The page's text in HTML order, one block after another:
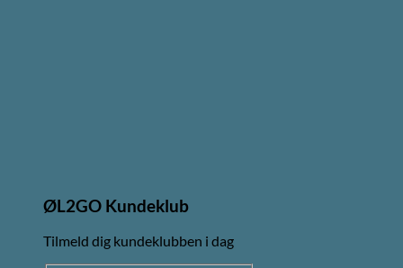
ØL2GO Kundeklub
Tilmeld dig kundeklubben i dag